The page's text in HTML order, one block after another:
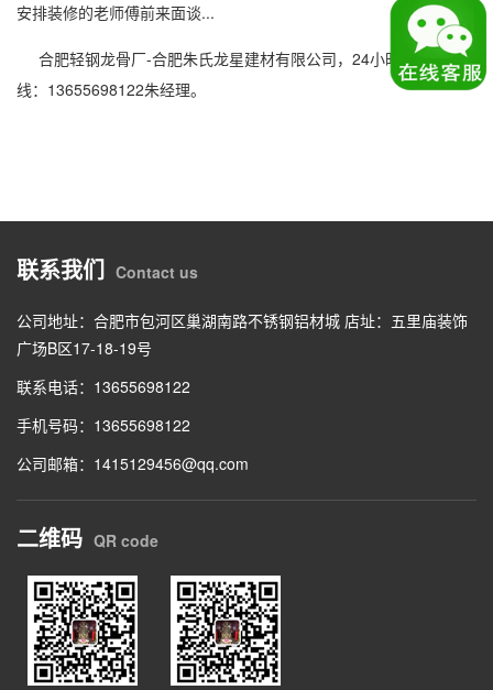
安排装修的老师傅前来面谈...
合肥轻钢龙骨厂-合肥朱氏龙星建材有限公司，24小时服务热
线：13655698122朱经理。
联系我们 Contact us
公司地址：合肥市包河区巢湖南路不锈钢铝材城 店址：五里庙装饰
广场B区17-18-19号
联系电话：13655698122
手机号码：13655698122
公司邮箱：1415129456@qq.com
二维码 QR code